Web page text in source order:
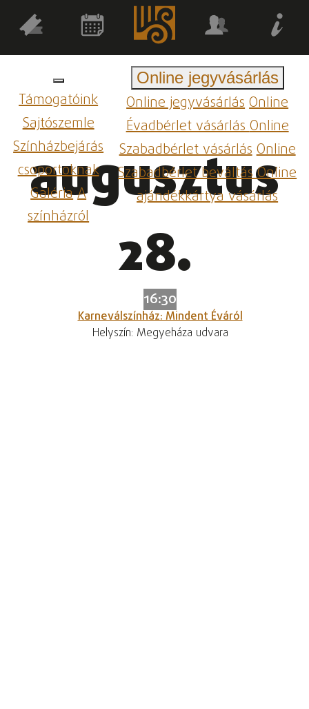
Támogatóink
Sajtószemle
Színházbejárás
csoportoknak
GalériaA
színházról
Online jegyvásárlás
Online jegyvásárlásOnline
Évadbérlet vásárlásOnline
Szabadbérlet vásárlásOnline
Szabadbérlet beváltásOnline
ajándékkártya vásárlás
augusztus
28.
16:30
Karneválszínház: Mindent Éváról
Helyszín: Megyeháza udvara